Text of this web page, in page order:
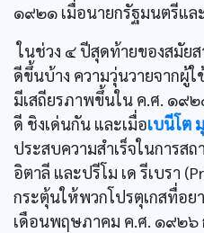
๑๙๒๑ เมื่อนายกรัฐมนตรีแล
ในช่วง ๔ ปีสุดท้ายของสมัย
ดีขึ้นบ้าง ความวุ่นวายจากผู้ใ
มีเสถียรภาพขึ้นใน ค.ศ. ๑๙๒
ดี ชิงเด่นกัน และเมื่อเบนีโต
ประสบความสำเร็จในการส
อิตาลี และปรีโม เด รีเบรา
กระตุ้นให้พวกโปรตุเกสทื่อ
เดือนพฤษภาคม ค.ศ. ๑๙๒๖